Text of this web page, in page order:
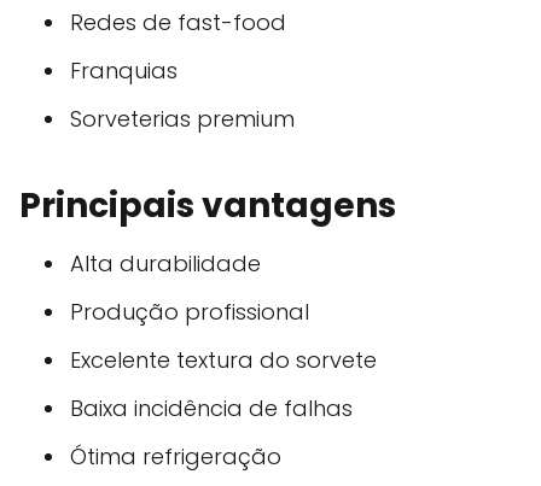
Redes de fast-food
Franquias
Sorveterias premium
Principais vantagens
Alta durabilidade
Produção profissional
Excelente textura do sorvete
Baixa incidência de falhas
Ótima refrigeração